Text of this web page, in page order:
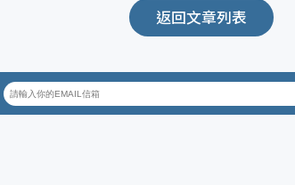
返回文章列表